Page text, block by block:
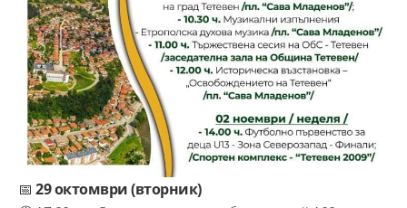
📅 29 октомври (вторник)